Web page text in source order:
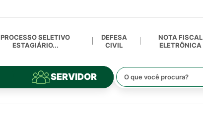
PROCESSO SELETIVO
ESTAGIÁRIO...
DEFESA
CIVIL
NOTA FISCAL
ELETRÔNICA
SERVIDOR